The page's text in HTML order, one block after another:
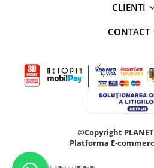
CLIENTI
CONTACT
©Copyright PLANET
Platforma E-